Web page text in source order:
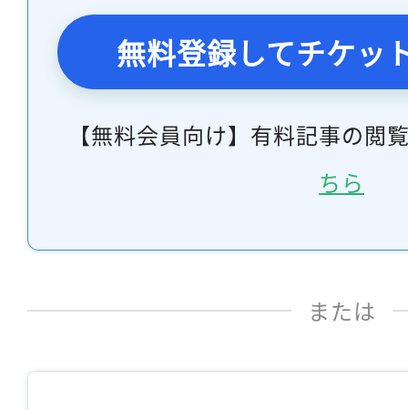
無料登録してチケッ
【無料会員向け】有料記事の閲
ちら
または